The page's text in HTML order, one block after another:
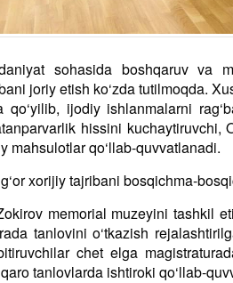
sohasida boshqaruv va
joriy etish ko‘zda tutilmoqda.
qo‘yilib, ijodiy ishlanmalarni
hissini kuchaytiruvchi,
mahsulotlar qo‘llab-quvvatlanadi.
xorijiy tajribani bosqichma-
memorial muzeyini tashkil
tanlovini o‘tkazish
chet elga
tanlovlarda ishtiroki qo‘llab-